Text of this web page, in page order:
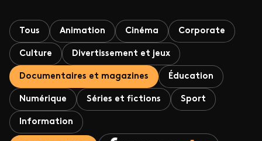
Tous Animation Cinéma Corporate
Culture Divertissement et jeux
Documentaires et magazines Éducation
Numérique Séries et fictions Sport
Information